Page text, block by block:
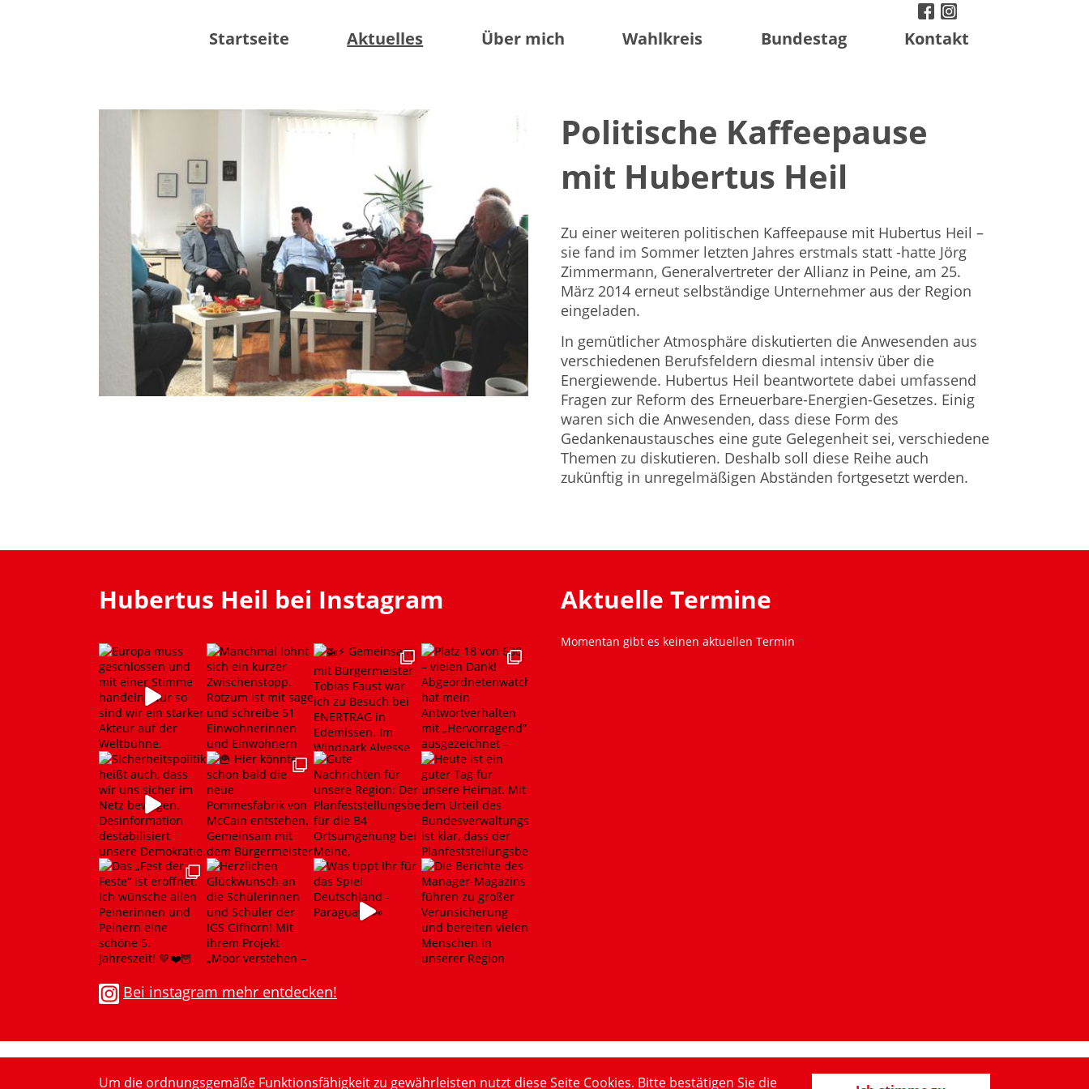
facebookinstagram
Startseite Aktuelles Über mich Wahlkreis Bundestag Kontakt
Politische Kaffeepause
mit Hubertus Heil
Zu einer weiteren politischen Kaffeepause mit Hubertus Heil –
sie fand im Sommer letzten Jahres erstmals statt -hatte Jörg
Zimmermann, Generalvertreter der Allianz in Peine, am 25.
März 2014 erneut selbständige Unternehmer aus der Region
eingeladen.
In gemütlicher Atmosphäre diskutierten die Anwesenden aus
verschiedenen Berufsfeldern diesmal intensiv über die
Energiewende. Hubertus Heil beantwortete dabei umfassend
Fragen zur Reform des Erneuerbare-Energien-Gesetzes. Einig
waren sich die Anwesenden, dass diese Form des
Gedankenaustausches eine gute Gelegenheit sei, verschiedene
Themen zu diskutieren. Deshalb soll diese Reihe auch
zukünftig in unregelmäßigen Abständen fortgesetzt werden.
Hubertus Heil bei Instagram
Bei instagram mehr entdecken!
Aktuelle Termine
Momentan gibt es keinen aktuellen Termin
Um die ordnungsgemäße Funktionsfähigkeit zu gewährleisten nutzt diese Seite Cookies. Bitte bestätigen Sie die